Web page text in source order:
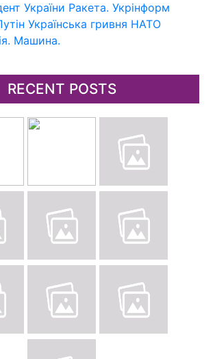
України Ракета. Укрінформ
Українська гривня НАТО
Машина.
RECENT POSTS